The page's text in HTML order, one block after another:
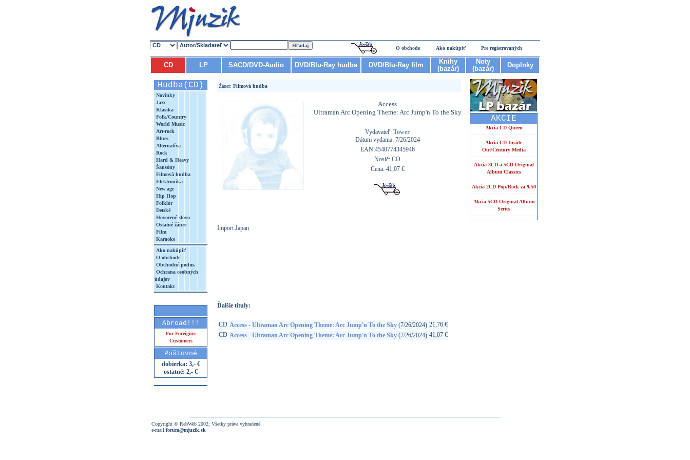
O obchode Ako nakúpiť Pre registrovaných
CD LP SACD/DVD-Audio DVD/Blu-Ray hudba DVD/Blu-Ray film
Knihy
(bazár)
Noty
(bazár)
Doplnky
Hudba(CD)
Novinky
Jazz
Klasika
Folk/Country
World Music
Art-rock
Blues
Alternatíva
Rock
Hard & Heavy
Šansóny
Filmová hudba
Elektronika
New age
Hip Hop
Folklór
Detské
Hovorené slovo
Ostatné žánre
Film
Karaoke
Ako nakúpiť
O obchode
Obchodné podm.
Ochrana osobných
údajov
Kontakt
Abroad!!!
For Foreigner
Customers
Poštovné
dobierka: 3,- €
ostatné: 2,- €
Žáner: Filmová hudba
Access
Ultraman Arc Opening Theme: Arc Jump'n To the Sky
Vydavateľ: Tower
Dátum vydania: 7/26/2024
EAN:4540774345946
Nosič: CD
Cena: 41,07 €
Import Japan
Ďalšie tituly:
CD Access - Ultraman Arc Opening Theme: Arc Jump'n To the Sky (7/26/2024) 21,76 €
CD Access - Ultraman Arc Opening Theme: Arc Jump'n To the Sky (7/26/2024) 41,07 €
AKCIE
Akcia CD Queen
Akcia CD Inside
Out/Century Media
Akcia 3CD a 5CD Original
Album Classics
Akcia 2CD Pop/Rock za 9,50
Akcia 5CD Original Album
Series
Copyright © RebWeb 2002; Všetky práva vyhradené
e-mail:forum@mjuzik.sk